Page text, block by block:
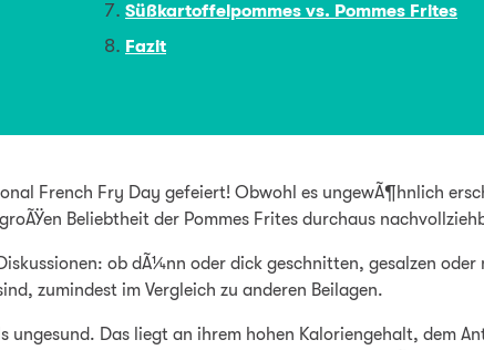
Süßkartoffelpommes vs. Pommes Frites
Fazit
French Fry Day gefeiert! Obwohl es ungewÃ¶hnlich
Beliebtheit der Pommes Frites durchaus
ob dÃ¼nn oder dick geschnitten, gesalzen
zumindest im Vergleich zu anderen Beilagen.
ungesund. Das liegt an ihrem hohen Kaloriengehalt, dem